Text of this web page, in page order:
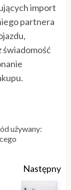
import
partnera
świadomość
używany:
Następny